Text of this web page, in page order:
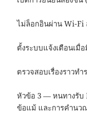
ไม่ล็อกอินผ่าน Wi-Fi
ตั้งระบบแจ้งเตือนเมื่
ตรวจสอบเรื่องราวทำ
หัวข้อ 3 — หนทางรับ
ข้อแม้ และการคำนว